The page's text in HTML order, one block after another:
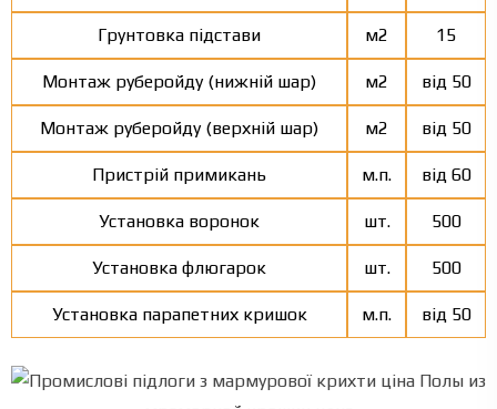
Грунтовка підстави м2 15
Монтаж руберойду (нижній шар) м2 від 50
Монтаж руберойду (верхній шар) м2 від 50
Пристрій примикань м.п. від 60
Установка воронок шт. 500
Установка флюгарок шт. 500
Установка парапетних кришок м.п. від 50